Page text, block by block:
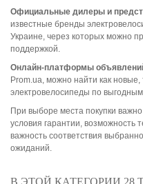
Официальные дилеры и
известные бренды
Украине, через которых можно
поддержкой.
Онлайн-платформы
Prom.ua, можно найти как
электровелосипеды по
При выборе места покупки
условия гарантии, возможность
важность соответствия
ожиданий.
В ЭТОЙ КАТЕГОРИИ 28